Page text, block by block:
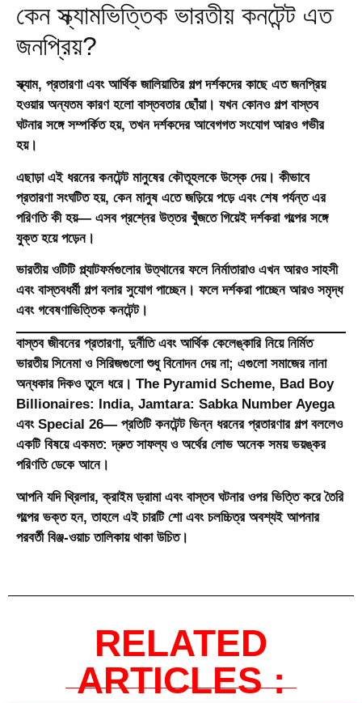
কেন স্ক্যামভিত্তিক ভারতীয় কনটেন্ট এত
জনপ্রিয়?
স্ক্যাম, প্রতারণা এবং আর্থিক জালিয়াতির গল্প দর্শকদের কাছে এত জনপ্রিয়
হওয়ার অন্যতম কারণ হলো বাস্তবতার ছোঁয়া। যখন কোনও গল্প বাস্তব
ঘটনার সঙ্গে সম্পর্কিত হয়, তখন দর্শকদের আবেগগত সংযোগ আরও গভীর
হয়।
এছাড়া এই ধরনের কনটেন্ট মানুষের কৌতূহলকে উস্কে দেয়। কীভাবে
প্রতারণা সংঘটিত হয়, কেন মানুষ এতে জড়িয়ে পড়ে এবং শেষ পর্যন্ত এর
পরিণতি কী হয়— এসব প্রশ্নের উত্তর খুঁজতে গিয়েই দর্শকরা গল্পের সঙ্গে
যুক্ত হয়ে পড়েন।
ভারতীয় ওটিটি প্ল্যাটফর্মগুলোর উত্থানের ফলে নির্মাতারাও এখন আরও সাহসী
এবং বাস্তবধর্মী গল্প বলার সুযোগ পাচ্ছেন। ফলে দর্শকরা পাচ্ছেন আরও সমৃদ্ধ
এবং গবেষণাভিত্তিক কনটেন্ট।
বাস্তব জীবনের প্রতারণা, দুর্নীতি এবং আর্থিক কেলেঙ্কারি নিয়ে নির্মিত
ভারতীয় সিনেমা ও সিরিজগুলো শুধু বিনোদন দেয় না; এগুলো সমাজের নানা
অন্ধকার দিকও তুলে ধরে। The Pyramid Scheme, Bad Boy
Billionaires: India, Jamtara: Sabka Number Ayega
এবং Special 26— প্রতিটি কনটেন্ট ভিন্ন ধরনের প্রতারণার গল্প বললেও
একটি বিষয়ে একমত: দ্রুত সাফল্য ও অর্থের লোভ অনেক সময় ভয়ঙ্কর
পরিণতি ডেকে আনে।
আপনি যদি থ্রিলার, ক্রাইম ড্রামা এবং বাস্তব ঘটনার ওপর ভিত্তি করে তৈরি
গল্পের ভক্ত হন, তাহলে এই চারটি শো এবং চলচ্চিত্র অবশ্যই আপনার
পরবর্তী বিঞ্জ-ওয়াচ তালিকায় থাকা উচিত।
RELATED
ARTICLES :